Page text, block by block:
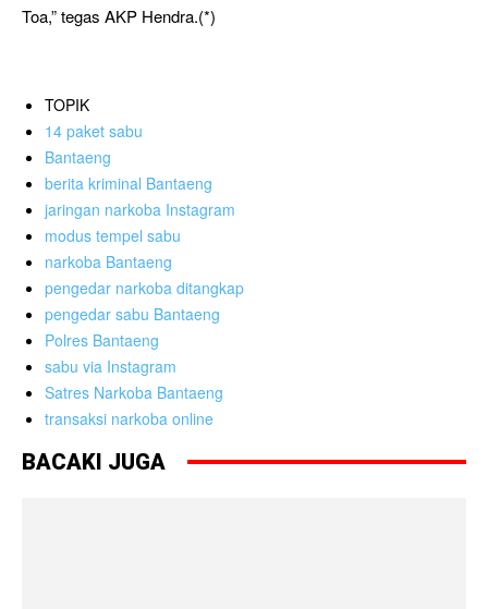
Toa,” tegas AKP Hendra.(*)
TOPIK
14 paket sabu
Bantaeng
berita kriminal Bantaeng
jaringan narkoba Instagram
modus tempel sabu
narkoba Bantaeng
pengedar narkoba ditangkap
pengedar sabu Bantaeng
Polres Bantaeng
sabu via Instagram
Satres Narkoba Bantaeng
transaksi narkoba online
BACAKI JUGA